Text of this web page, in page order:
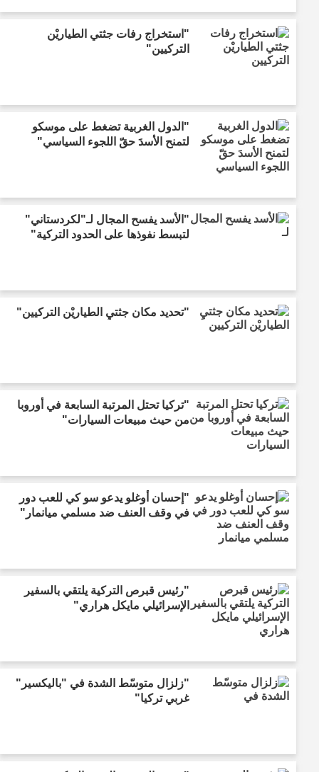
"استخراج رفات جثتي الطياريْن
التركيين"
"الدول الغربية تضغط على موسكو
لتمنح الأسدَ حقّ اللجوء السياسي"
"الأسد يفسح المجال لـ"لكردستاني"
لتبسط نفوذها على الحدود التركية"
"تحديد مكان جثتيِ الطياريْن التركيين"
"تركيا تحتل المرتبة السابعة في أوروبا
من حيث مبيعات السيارات"
"إحسان أوغلو يدعو سو كي للعب دور
في وقف العنف ضد مسلمي ميانمار"
"رئيس قبرص التركية يلتقي بالسفير
الإسرائيلي مايكل هراري"
"زلزال متوسّط الشدة في "باليكسير"
غربي تركيا"